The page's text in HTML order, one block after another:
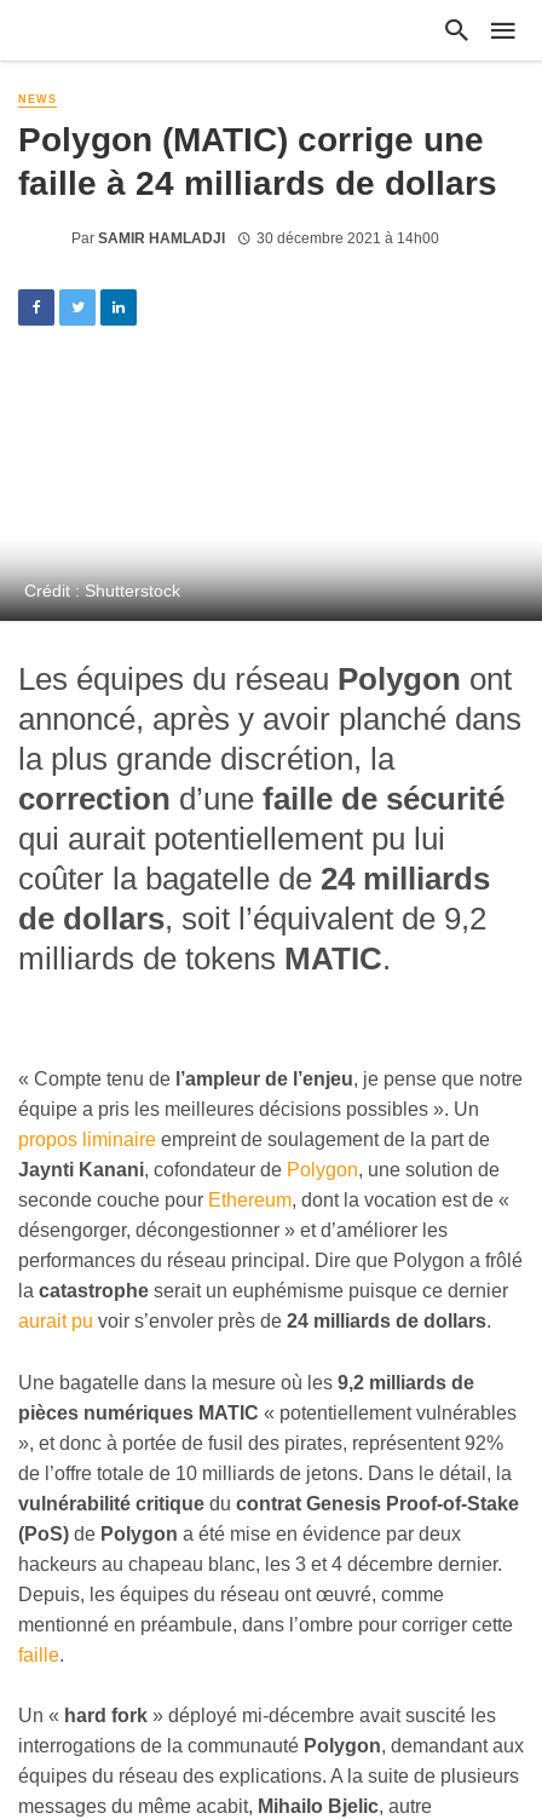
NEWS
Polygon (MATIC) corrige une
faille à 24 milliards de dollars
Par SAMIR HAMLADJI 30 décembre 2021 à 14h00
Crédit : Shutterstock
Les équipes du réseau Polygon ont
annoncé, après y avoir planché dans
la plus grande discrétion, la
correction d’une faille de sécurité
qui aurait potentiellement pu lui
coûter la bagatelle de 24 milliards
de dollars, soit l’équivalent de 9,2
milliards de tokens MATIC.
« Compte tenu de l’ampleur de l’enjeu, je pense que notre
équipe a pris les meilleures décisions possibles ». Un
propos liminaire empreint de soulagement de la part de
Jaynti Kanani, cofondateur de Polygon, une solution de
seconde couche pour Ethereum, dont la vocation est de «
désengorger, décongestionner » et d’améliorer les
performances du réseau principal. Dire que Polygon a frôlé
la catastrophe serait un euphémisme puisque ce dernier
aurait pu voir s’envoler près de 24 milliards de dollars.
Une bagatelle dans la mesure où les 9,2 milliards de
pièces numériques MATIC « potentiellement vulnérables
», et donc à portée de fusil des pirates, représentent 92%
de l’offre totale de 10 milliards de jetons. Dans le détail, la
vulnérabilité critique du contrat Genesis Proof-of-Stake
(PoS) de Polygon a été mise en évidence par deux
hackeurs au chapeau blanc, les 3 et 4 décembre dernier.
Depuis, les équipes du réseau ont œuvré, comme
mentionné en préambule, dans l’ombre pour corriger cette
faille.
Un « hard fork » déployé mi-décembre avait suscité les
interrogations de la communauté Polygon, demandant aux
équipes du réseau des explications. A la suite de plusieurs
messages du même acabit, Mihailo Bjelic, autre